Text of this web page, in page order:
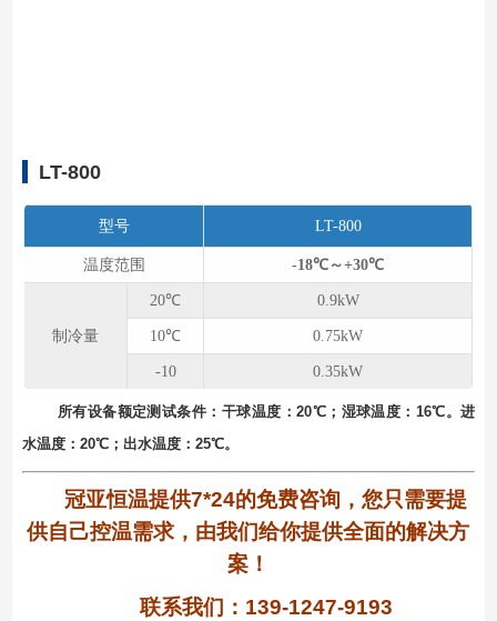
LT-800
型号 LT-800
温度范围 -18℃～+30℃
制冷量
20℃ 0.9kW
10℃ 0.75kW
-10 0.35kW
所有设备额定测试条件：⼲球温度：20℃；湿球温度：16℃。进
⽔温度：20℃；出⽔温度：25℃。
冠亚恒温提供7*24的免费咨询，您只需要提
供自己控温需求，由我们给你提供全面的解决方
案！
联系我们：139-1247-9193